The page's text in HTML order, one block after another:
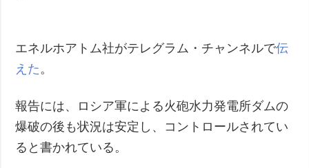
エネルホアトム社がテレグラム・チャンネルで伝
えた 。
報告には、ロシア軍による火砲水力発電所ダムの
爆破の後も状況は安定し、コントロールされてい
ると書かれている。